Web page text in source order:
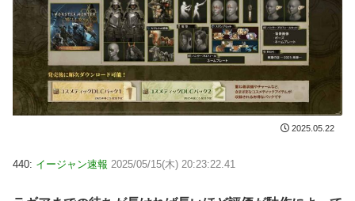
2025.05.22
440: イージャン速報 2025/05/15(木) 20:23:22.41